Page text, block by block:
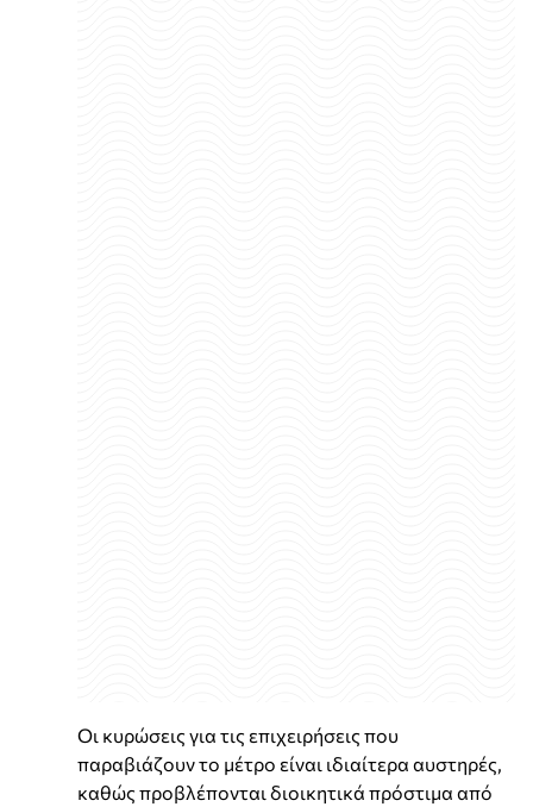
Οι κυρώσεις για τις επιχειρήσεις που
παραβιάζουν το μέτρο είναι ιδιαίτερα αυστηρές,
καθώς προβλέπονται διοικητικά πρόστιμα από